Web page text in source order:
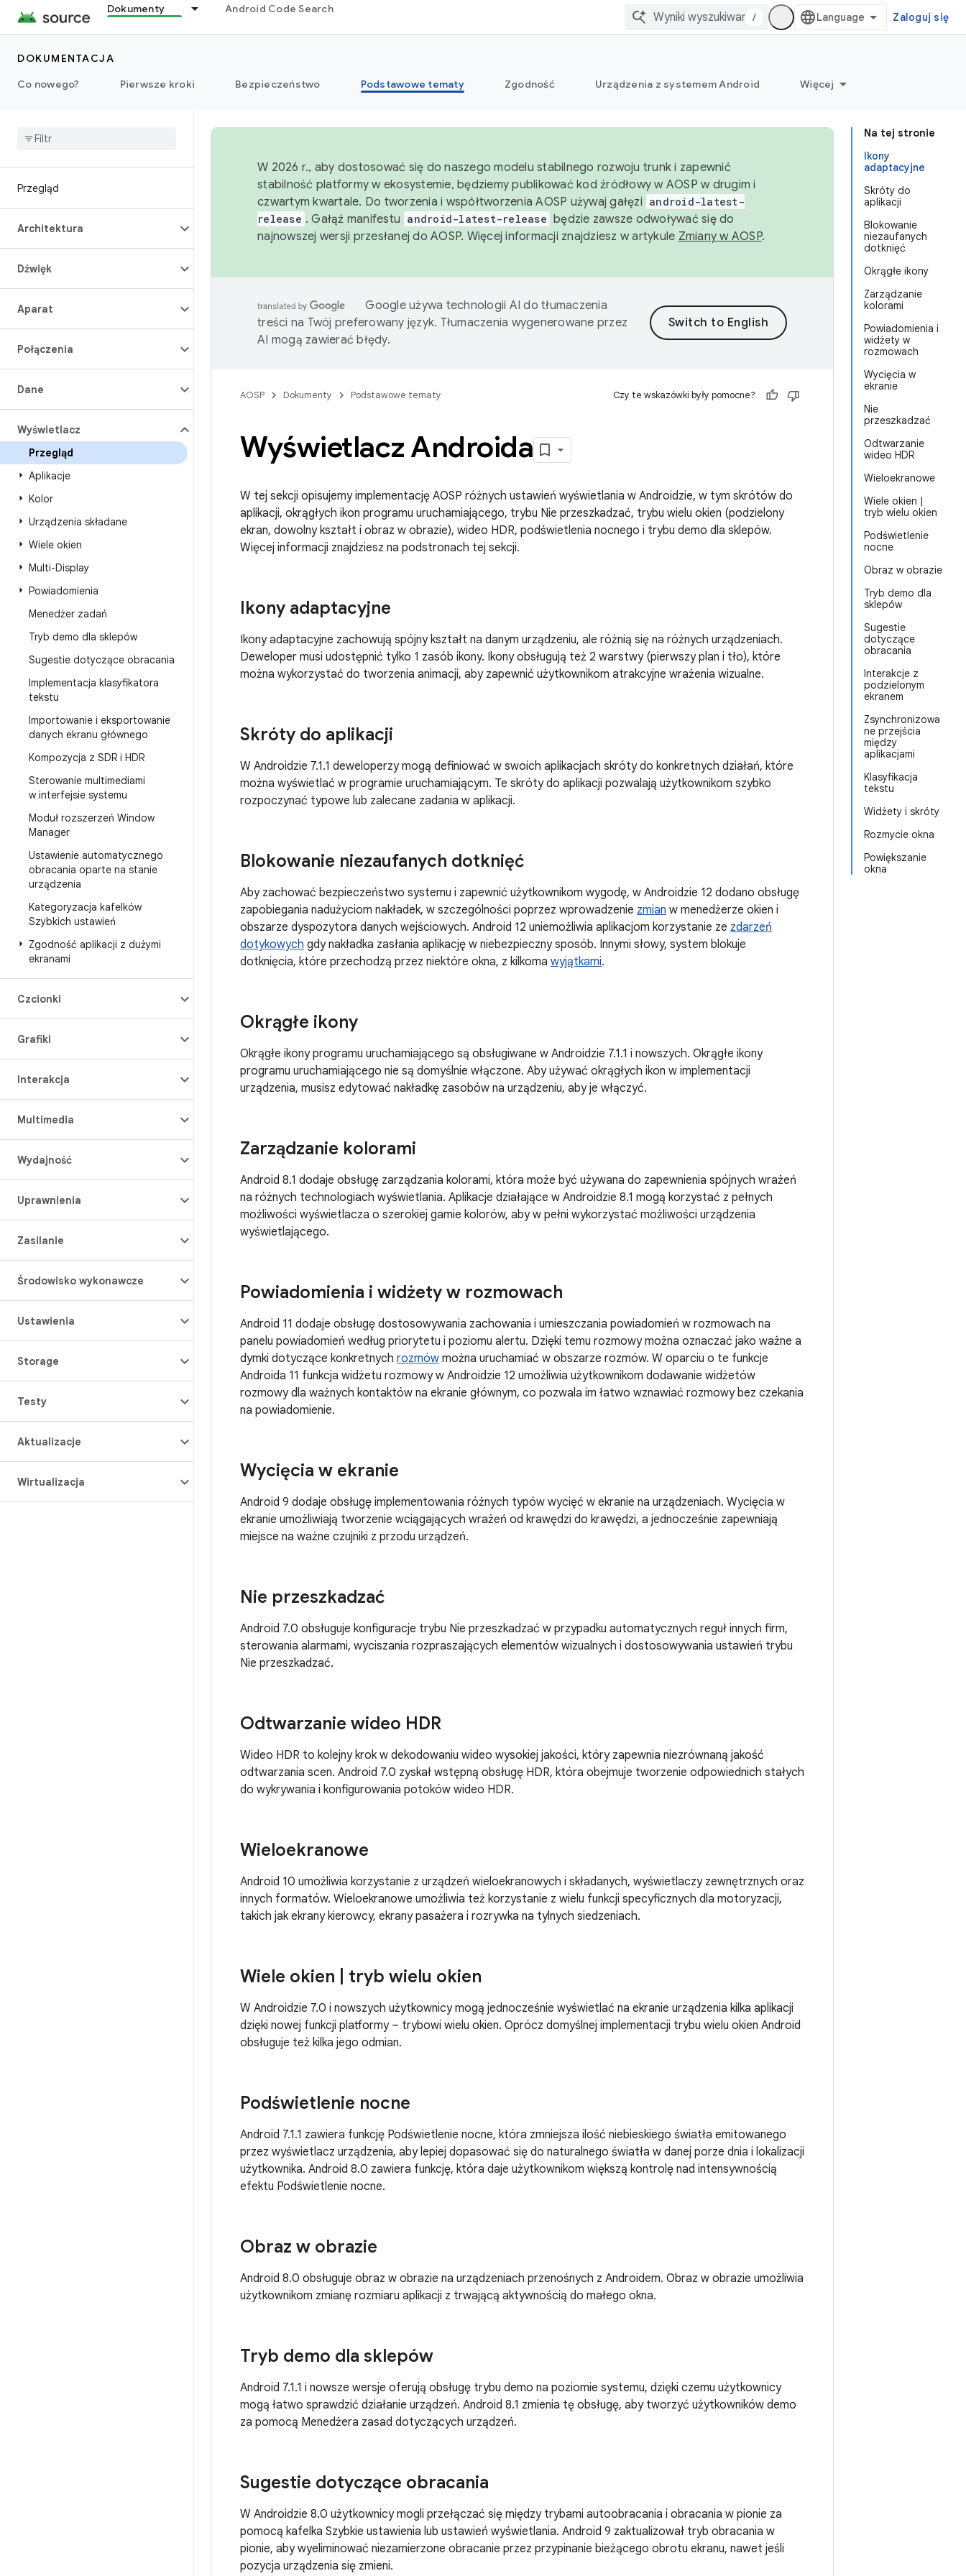
Dokumenty Android Code Search
/ Zaloguj się
DOKUMENTACJA
Co nowego?
Pierwsze kroki Bezpieczeństwo Podstawowe tematy Zgodność Urządzenia z systemem Android Więcej
Przegląd
Architektura
Dźwięk
Aparat
Połączenia
Dane
Wyświetlacz
Przegląd
Aplikacje
Kolor
Urządzenia składane
Wiele okien
Multi-Display
Powiadomienia
Menedżer zadań
Tryb demo dla sklepów
Sugestie dotyczące obracania
Implementacja klasyfikatora
tekstu
Importowanie i eksportowanie
danych ekranu głównego
Kompozycja z SDR i HDR
Sterowanie multimediami
w interfejsie systemu
Moduł rozszerzeń Window
Manager
Ustawienie automatycznego
obracania oparte na stanie
urządzenia
Kategoryzacja kafelków
Szybkich ustawień
Zgodność aplikacji z dużymi
ekranami
Czcionki
Grafiki
Interakcja
Multimedia
Wydajność
Uprawnienia
Zasilanie
Środowisko wykonawcze
Ustawienia
Storage
Testy
Aktualizacje
Wirtualizacja
Na tej stronie
Ikony
adaptacyjne
Skróty do
aplikacji
Blokowanie
niezaufanych
dotknięć
Okrągłe ikony
Zarządzanie
kolorami
Powiadomienia i
widżety w
rozmowach
Wycięcia w
ekranie
Nie
przeszkadzać
Odtwarzanie
wideo HDR
Wieloekranowe
Wiele okien |
tryb wielu okien
Podświetlenie
nocne
Obraz w obrazie
Tryb demo dla
sklepów
Sugestie
dotyczące
obracania
Interakcje z
podzielonym
ekranem
Zsynchronizowa
ne przejścia
między
aplikacjami
Klasyfikacja
tekstu
Widżety i skróty
Rozmycie okna
Powiększanie
okna
W 2026 r., aby dostosować się do naszego modelu stabilnego rozwoju trunk i zapewnić
stabilność platformy w ekosystemie, będziemy publikować kod źródłowy w AOSP w drugim i
czwartym kwartale. Do tworzenia i współtworzenia AOSP używaj gałęzi android-latest-
release . Gałąź manifestu android-latest-release będzie zawsze odwoływać się do
najnowszej wersji przesłanej do AOSP. Więcej informacji znajdziesz w artykule Zmiany w AOSP.
Google używa technologii AI do tłumaczenia
treści na Twój preferowany język. Tłumaczenia wygenerowane przez
AI mogą zawierać błędy.
AOSP Dokumenty Podstawowe tematy Czy te wskazówki były pomocne?
Wyświetlacz Androida
W tej sekcji opisujemy implementację AOSP różnych ustawień wyświetlania w Androidzie, w tym skrótów do
aplikacji, okrągłych ikon programu uruchamiającego, trybu Nie przeszkadzać, trybu wielu okien (podzielony
ekran, dowolny kształt i obraz w obrazie), wideo HDR, podświetlenia nocnego i trybu demo dla sklepów.
Więcej informacji znajdziesz na podstronach tej sekcji.
Ikony adaptacyjne
Ikony adaptacyjne zachowują spójny kształt na danym urządzeniu, ale różnią się na różnych urządzeniach.
Deweloper musi udostępnić tylko 1 zasób ikony. Ikony obsługują też 2 warstwy (pierwszy plan i tło), które
można wykorzystać do tworzenia animacji, aby zapewnić użytkownikom atrakcyjne wrażenia wizualne.
Skróty do aplikacji
W Androidzie 7.1.1 deweloperzy mogą definiować w swoich aplikacjach skróty do konkretnych działań, które
można wyświetlać w programie uruchamiającym. Te skróty do aplikacji pozwalają użytkownikom szybko
rozpoczynać typowe lub zalecane zadania w aplikacji.
Blokowanie niezaufanych dotknięć
Aby zachować bezpieczeństwo systemu i zapewnić użytkownikom wygodę, w Androidzie 12 dodano obsługę
zapobiegania nadużyciom nakładek, w szczególności poprzez wprowadzenie zmian w menedżerze okien i
obszarze dyspozytora danych wejściowych. Android 12 uniemożliwia aplikacjom korzystanie ze zdarzeń
dotykowych gdy nakładka zasłania aplikację w niebezpieczny sposób. Innymi słowy, system blokuje
dotknięcia, które przechodzą przez niektóre okna, z kilkoma wyjątkami.
Okrągłe ikony
Okrągłe ikony programu uruchamiającego są obsługiwane w Androidzie 7.1.1 i nowszych. Okrągłe ikony
programu uruchamiającego nie są domyślnie włączone. Aby używać okrągłych ikon w implementacji
urządzenia, musisz edytować nakładkę zasobów na urządzeniu, aby je włączyć.
Zarządzanie kolorami
Android 8.1 dodaje obsługę zarządzania kolorami, która może być używana do zapewnienia spójnych wrażeń
na różnych technologiach wyświetlania. Aplikacje działające w Androidzie 8.1 mogą korzystać z pełnych
możliwości wyświetlacza o szerokiej gamie kolorów, aby w pełni wykorzystać możliwości urządzenia
wyświetlającego.
Powiadomienia i widżety w rozmowach
Android 11 dodaje obsługę dostosowywania zachowania i umieszczania powiadomień w rozmowach na
panelu powiadomień według priorytetu i poziomu alertu. Dzięki temu rozmowy można oznaczać jako ważne a
dymki dotyczące konkretnych rozmów można uruchamiać w obszarze rozmów. W oparciu o te funkcje
Androida 11 funkcja widżetu rozmowy w Androidzie 12 umożliwia użytkownikom dodawanie widżetów
rozmowy dla ważnych kontaktów na ekranie głównym, co pozwala im łatwo wznawiać rozmowy bez czekania
na powiadomienie.
Wycięcia w ekranie
Android 9 dodaje obsługę implementowania różnych typów wycięć w ekranie na urządzeniach. Wycięcia w
ekranie umożliwiają tworzenie wciągających wrażeń od krawędzi do krawędzi, a jednocześnie zapewniają
miejsce na ważne czujniki z przodu urządzeń.
Nie przeszkadzać
Android 7.0 obsługuje konfiguracje trybu Nie przeszkadzać w przypadku automatycznych reguł innych firm,
sterowania alarmami, wyciszania rozpraszających elementów wizualnych i dostosowywania ustawień trybu
Nie przeszkadzać.
Odtwarzanie wideo HDR
Wideo HDR to kolejny krok w dekodowaniu wideo wysokiej jakości, który zapewnia niezrównaną jakość
odtwarzania scen. Android 7.0 zyskał wstępną obsługę HDR, która obejmuje tworzenie odpowiednich stałych
do wykrywania i konfigurowania potoków wideo HDR.
Wieloekranowe
Android 10 umożliwia korzystanie z urządzeń wieloekranowych i składanych, wyświetlaczy zewnętrznych oraz
innych formatów. Wieloekranowe umożliwia też korzystanie z wielu funkcji specyficznych dla motoryzacji,
takich jak ekrany kierowcy, ekrany pasażera i rozrywka na tylnych siedzeniach.
Wiele okien tryb wielu okien
W Androidzie 7.0 i nowszych użytkownicy mogą jednocześnie wyświetlać na ekranie urządzenia kilka aplikacji
dzięki nowej funkcji platformy – trybowi wielu okien. Oprócz domyślnej implementacji trybu wielu okien Android
obsługuje też kilka jego odmian.
Podświetlenie nocne
Android 7.1.1 zawiera funkcję Podświetlenie nocne, która zmniejsza ilość niebieskiego światła emitowanego
przez wyświetlacz urządzenia, aby lepiej dopasować się do naturalnego światła w danej porze dnia i lokalizacji
użytkownika. Android 8.0 zawiera funkcję, która daje użytkownikom większą kontrolę nad intensywnością
efektu Podświetlenie nocne.
Obraz w obrazie
Android 8.0 obsługuje obraz w obrazie na urządzeniach przenośnych z Androidem. Obraz w obrazie umożliwia
użytkownikom zmianę rozmiaru aplikacji z trwającą aktywnością do małego okna.
Tryb demo dla sklepów
Android 7.1.1 i nowsze wersje oferują obsługę trybu demo na poziomie systemu, dzięki czemu użytkownicy
mogą łatwo sprawdzić działanie urządzeń. Android 8.1 zmienia tę obsługę, aby tworzyć użytkowników demo
za pomocą Menedżera zasad dotyczących urządzeń.
Sugestie dotyczące obracania
W Androidzie 8.0 użytkownicy mogli przełączać się między trybami autoobracania i obracania w pionie za
pomocą kafelka Szybkie ustawienia lub ustawień wyświetlania. Android 9 zaktualizował tryb obracania w
pionie, aby wyeliminować niezamierzone obracanie przez przypinanie bieżącego obrotu ekranu, nawet jeśli
pozycja urządzenia się zmieni.